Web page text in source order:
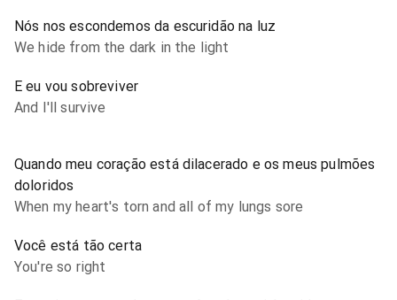
Nós nos escondemos da escuridão na luz
We hide from the dark in the light
E eu vou sobreviver
And I'll survive
Quando meu coração está dilacerado e os meus pulmões
doloridos
When my heart's torn and all of my lungs sore
Você está tão certa
You're so right